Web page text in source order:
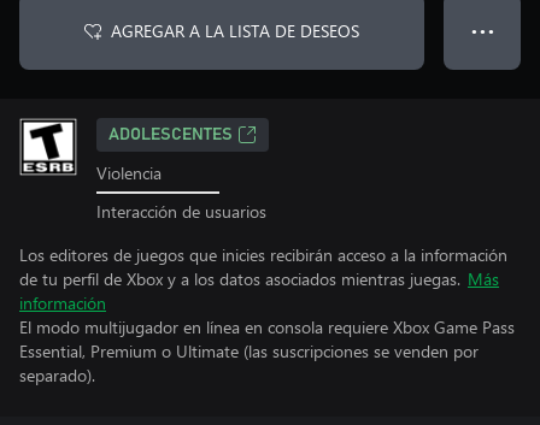
AGREGAR A LA LISTA DE DESEOS ● ● ●
ADOLESCENTES
Violencia
Interacción de usuarios
Los editores de juegos que inicies recibirán acceso a la información
de tu perfil de Xbox y a los datos asociados mientras juegas. Más
información
El modo multijugador en línea en consola requiere Xbox Game Pass
Essential, Premium o Ultimate (las suscripciones se venden por
separado).